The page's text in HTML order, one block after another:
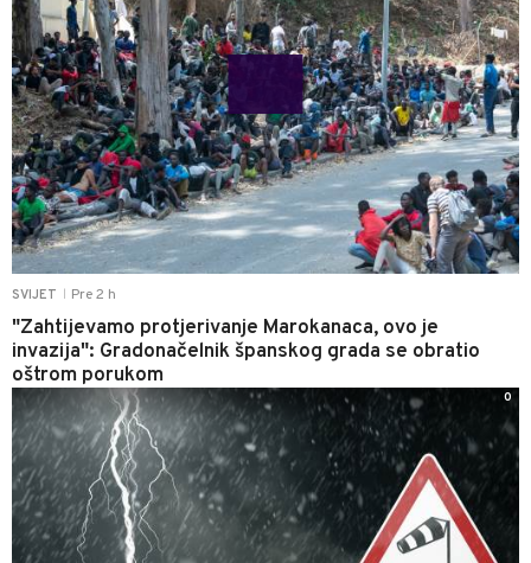
SVIJET Pre 2 h
"Zahtijevamo protjerivanje Marokanaca, ovo je
invazija": Gradonačelnik španskog grada se obratio
oštrom porukom
0